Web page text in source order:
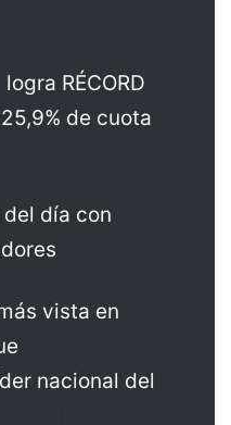
logra RÉCORD
de cuota
día con
vista en
nacional del